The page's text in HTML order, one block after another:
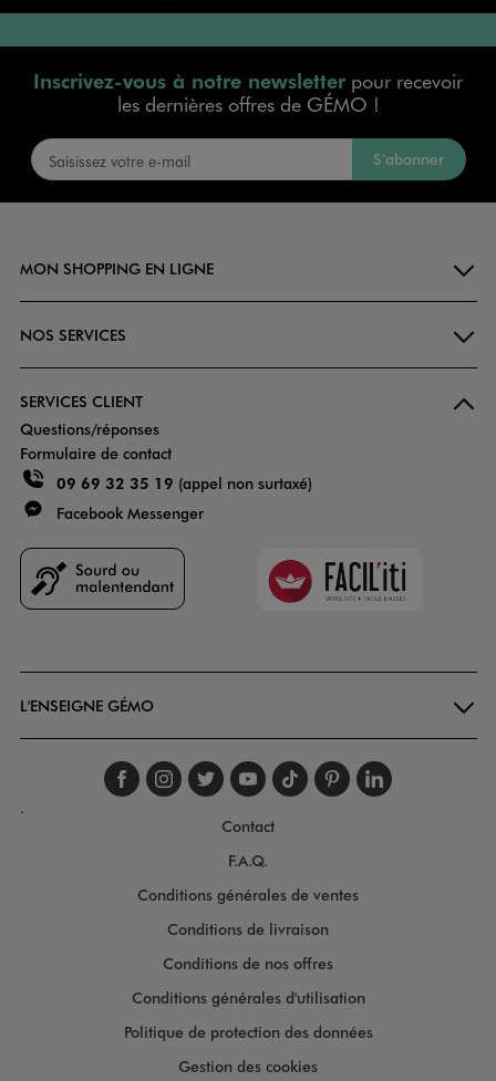
Inscrivez-vous à notre newsletterpour recevoir
les dernières offres de GÉMO !
S’abonner
MON SHOPPING EN LIGNE
NOS SERVICES
SERVICES CLIENT
Questions/réponses
Formulaire de contact
09 69 32 35 19 (appel non surtaxé)
Facebook Messenger
Faciliti
L'ENSEIGNE GÉMO
Suivez-nous sur
Suivez-nous sur
Suivez-nous sur
Suivez-nous
Suivez-nous
Suivez-
.
Contact
F.A.Q.
Conditions générales de ventes
Conditions de livraison
Conditions de nos offres
Conditions générales d'utilisation
Politique de protection des données
Gestion des cookies